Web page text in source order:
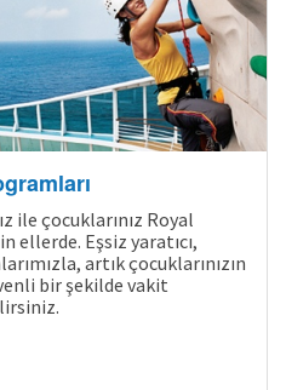
ile çocuklarınız Royal
ellerde. Eşsiz yaratıcı,
artık çocuklarınızın
bir şekilde vakit